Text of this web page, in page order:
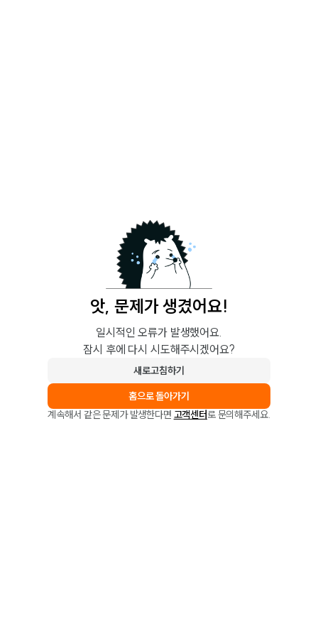
앗, 문제가 생겼어요!
일시적인 오류가 발생했어요.
잠시 후에 다시 시도해주시겠어요?
새로고침하기
홈으로 돌아가기
계속해서 같은 문제가 발생한다면 고객센터로 문의해주세요.